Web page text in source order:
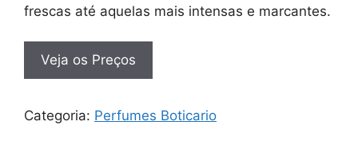
frescas até aquelas mais intensas e marcantes.
Veja os Preços
Categoria: Perfumes Boticario